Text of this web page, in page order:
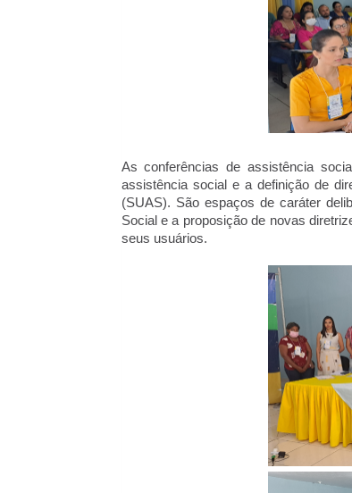
As conferências de assistência
assistência social e a definição de
(SUAS). São espaços de caráter
Social e a proposição de novas
seus usuários.